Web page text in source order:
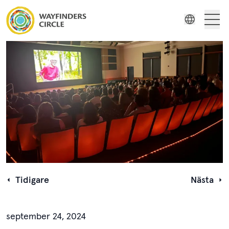
Wayfinders Circle Filmserie med fokus på
Engelsk
Indonesiska
Ryska
Spanska
Filmserie
Stories
Resurser
Tidigare Nästa
september 24, 2024